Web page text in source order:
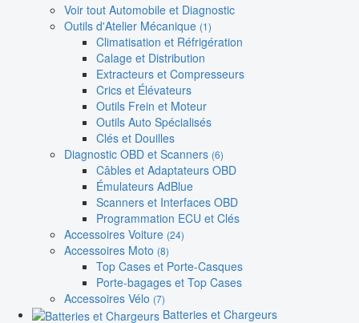
Voir tout Automobile et Diagnostic
Outils d'Atelier Mécanique (1)
Climatisation et Réfrigération
Calage et Distribution
Extracteurs et Compresseurs
Crics et Élévateurs
Outils Frein et Moteur
Outils Auto Spécialisés
Clés et Douilles
Diagnostic OBD et Scanners (6)
Câbles et Adaptateurs OBD
Émulateurs AdBlue
Scanners et Interfaces OBD
Programmation ECU et Clés
Accessoires Voiture (24)
Accessoires Moto (8)
Top Cases et Porte-Casques
Porte-bagages et Top Cases
Accessoires Vélo (7)
Batteries et Chargeurs